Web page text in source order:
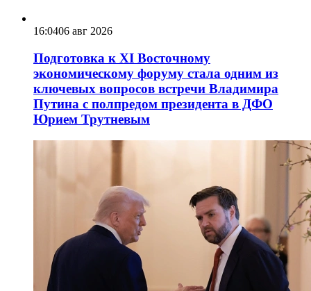
16:0406 авг 2026
Подготовка к XI Восточному
экономическому форуму стала одним из
ключевых вопросов встречи Владимира
Путина с полпредом президента в ДФО
Юрием Трутневым